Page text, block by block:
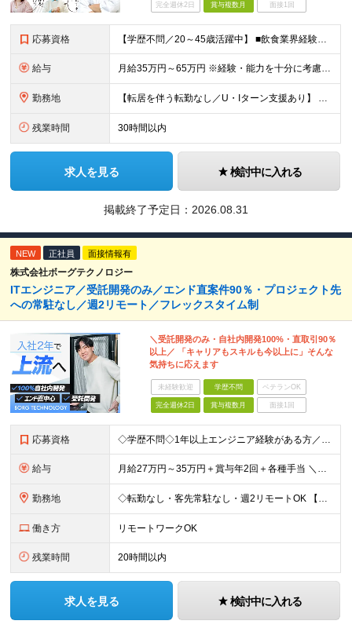
完全週休2日 賞与複数月 面接1回
応募資格 【学歴不問／20～45歳活躍中】 ■飲食業界経験および販売／サービスの経験がある方を歓迎します 例えば「もっとこうすれば売れるのに」というアイデアを形にしたい方、経営陣に近いポジションでビジネスを
給与 月給35万円～65万円 ※経験・能力を十分に考慮し決定。 ※月給35万円～48万円までは非管理職となりますので、 上記月給には、月30時間分の固定残業代（61,620円～84,508円）および月10
勤務地 【転居を伴う転勤なし／U・Iターン支援あり】 本社（恵比寿）または当社が運営する東京都内の直営店舗での勤務 ※配属先は経験・希望・プロジェクト内容を踏まえて決定します。 ★社宅・引越支援制度あり（
残業時間 30時間以内
求人を見る 検討中に入れる
掲載終了予定日： 2026.08.31
NEW 正社員 面接情報有
株式会社ボーグテクノロジー
ITエンジニア／受託開発のみ／エンド直案件90％・プロジェクト先
への常駐なし／週2リモート／フレックスタイム制
＼受託開発のみ・自社内開発100%・直取引90％
以上／ 「キャリアもスキルも今以上に」そんな
気持ちに応えます
未経験歓迎 学歴不問 ベテランOK
完全週休2日 賞与複数月 面接1回
応募資格 ◇学歴不問◇1年以上エンジニア経験がある方／人柄重視の採用です 必須条件―MUST― ■1年以上エンジニア経験がある方 ■C#、Java、Node.js、VB.NETを使った実務経験がある方 ＼こ
給与 月給27万円～35万円＋賞与年2回＋各種手当 ＼豊かな経験がある方はさらに加給！／ 月給35万円～40万円＋賞与年2回＋各種手当 ※ご経験やスキル、前職給等を考慮して給与額を決定します
勤務地 ◇転勤なし・客先常駐なし・週2リモートOK 【本社】東京都台東区上野7-2-8 岡田タイルビル702 【第1分室】東京都台東区上野7-6-10 MSKビル4階 【第2分室】東京都台東区上野7-8-2
働き方 リモートワークOK
残業時間 20時間以内
求人を見る 検討中に入れる